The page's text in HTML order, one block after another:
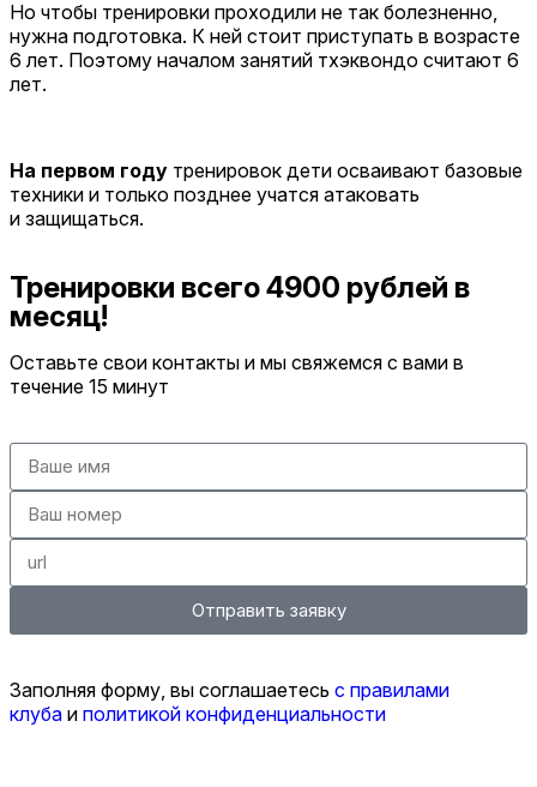
Но чтобы тренировки проходили не так болезненно,
нужна подготовка. К ней стоит приступать в возрасте
6 лет. Поэтому началом занятий тхэквондо считают 6
лет.
На первом году тренировок дети осваивают базовые
техники и только позднее учатся атаковать
и защищаться.
Тренировки всего 4900 рублей в
месяц!
Оставьте свои контакты и мы свяжемся с вами в
течение 15 минут
Отправить заявку
Заполняя форму, вы соглашаетесь с правилами
клуба и политикой конфиденциальности